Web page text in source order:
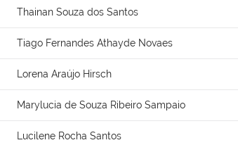
Thainan Souza dos Santos
Tiago Fernandes Athayde Novaes
Lorena Araújo Hirsch
Marylucia de Souza Ribeiro Sampaio
Lucilene Rocha Santos